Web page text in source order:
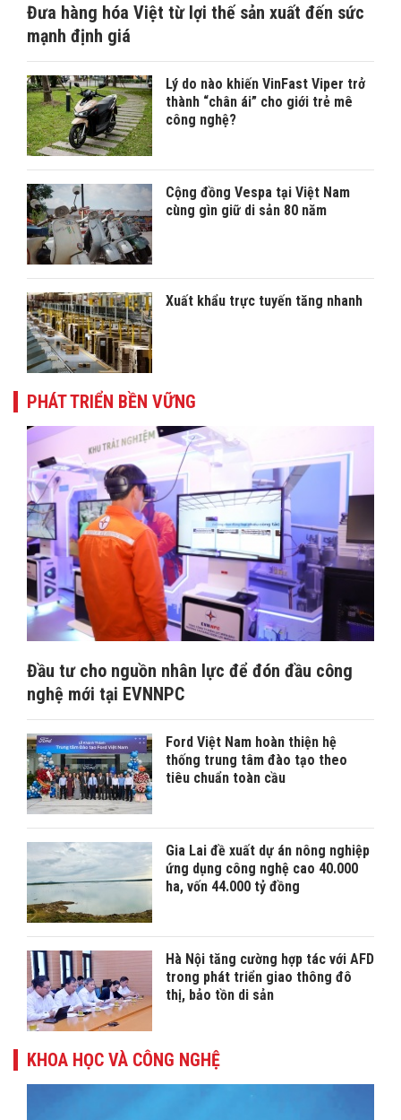
Đưa hàng hóa Việt từ lợi thế sản xuất đến sức
mạnh định giá
Lý do nào khiến VinFast Viper trở
thành “chân ái” cho giới trẻ mê
công nghệ?
Cộng đồng Vespa tại Việt Nam
cùng gìn giữ di sản 80 năm
Xuất khẩu trực tuyến tăng nhanh
PHÁT TRIỂN BỀN VỮNG
Đầu tư cho nguồn nhân lực để đón đầu công
nghệ mới tại EVNNPC
Ford Việt Nam hoàn thiện hệ
thống trung tâm đào tạo theo
tiêu chuẩn toàn cầu
Gia Lai đề xuất dự án nông nghiệp
ứng dụng công nghệ cao 40.000
ha, vốn 44.000 tỷ đồng
Hà Nội tăng cường hợp tác với AFD
trong phát triển giao thông đô
thị, bảo tồn di sản
KHOA HỌC VÀ CÔNG NGHỆ